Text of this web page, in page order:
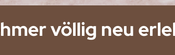
völlig neu